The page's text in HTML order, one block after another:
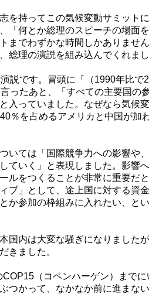
を持ってこの気候変動サミット
「何とか総理のスピーチの場面
までわずかな時間しかありませ
総理の演説を組み込んでくれま
説です。冒頭に「（1990年比で
ったあと、「すべての主要国の
入っていました。なぜなら気候
％を占めるアメリカと中国が加
いては「国際競争力への影響や
ていく」と表現しました。影響
ルをつくることが非常に重要だ
ブ」として、途上国に対する資
か参加の枠組みに入れたい、と
国内は大変な騒ぎになりました
きました。
（コペンハーゲン）まで
つかって、なかなか前に進まな